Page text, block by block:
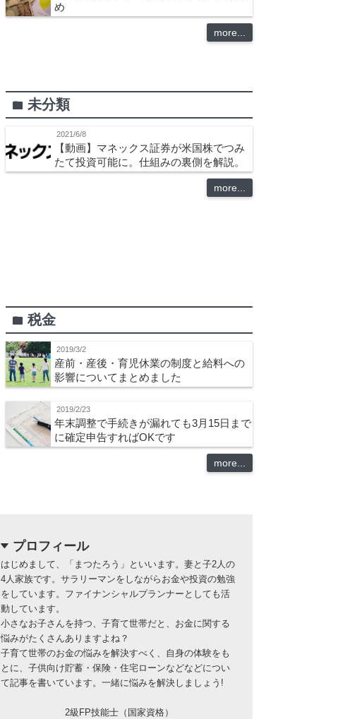
め
more...
folder 未分類
2021/6/8
【動画】マネックス証券が米国株でつみ
たて投資可能に。仕組みの裏側を解説。
more...
folder 税金
2019/3/2
産前・産後・育児休業の制度と給料への
影響についてまとめました
2019/2/23
年末調整で手続きが漏れても3月15日まで
に確定申告すればOKです
more...
dropdown プロフィール
はじめまして、「まつたろう」といいます。妻と子2人の
4人家族です。サラリーマンをしながらお金や投資の勉強
をしています。ファイナンシャルプランナーとしても活
動しています。
小さなお子さんを持つ、子育て世帯だと、お金に関する
悩みがたくさんありますよね？
子育て世帯のお金の悩みを解決すべく、自身の体験をも
とに、子供向け貯蓄・保険・住宅ローンなどなどについ
て記事を書いています。一緒に悩みを解決しましょう!
2級FP技能士（国家資格）